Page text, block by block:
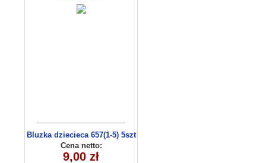
Bluzka dziecieca 657(1-5) 5szt
Cena netto:
9,00 zł